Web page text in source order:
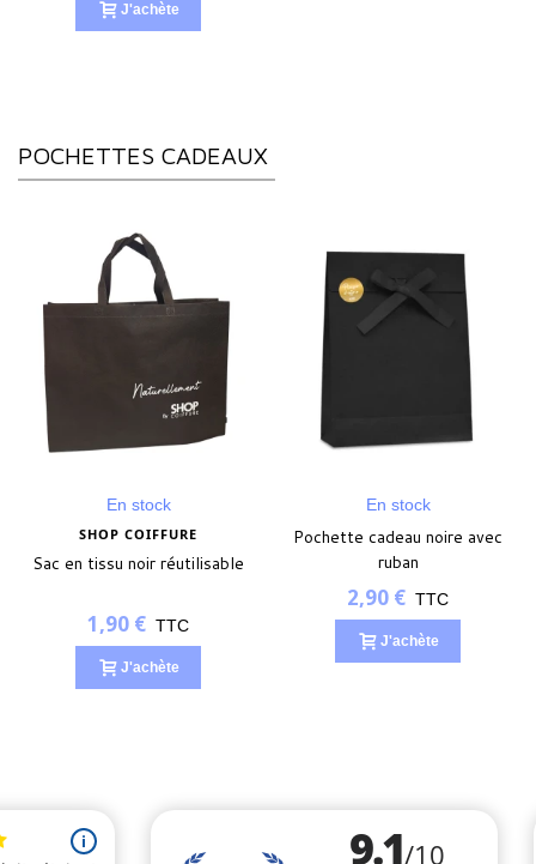
J'achète
POCHETTES CADEAUX
En stock
SHOP COIFFURE
Sac en tissu noir réutilisable
1,90 € TTC
J'achète
En stock
Pochette cadeau noire avec
ruban
2,90 € TTC
J'achète